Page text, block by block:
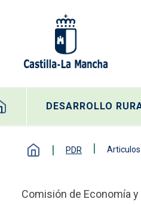
DESARROLLO
PDR
Comisión de Economía